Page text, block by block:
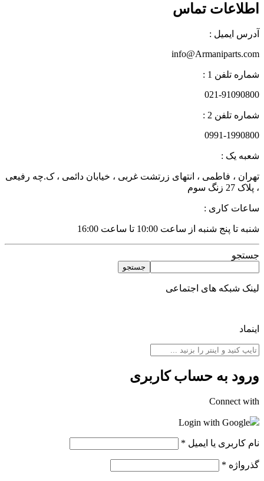
اطلاعات تماس
آدرس ایمیل :
info@Armaniparts.com
شماره تلفن 1 :
021-91090800
شماره تلفن 2 :
0991-1990800
شعبه یک :
تهران ، فاطمی ، انتهای زرتشت غربی ، خیابان دائمی ، ک.چه رفیعی
، پلاک 27 زنگ سوم
ساعات کاری :
شنبه تا پنج شنبه از ساعت 10:00 تا ساعت 16:00
جستجو
جستجو
لینک شبکه های اجتماعی
اینماد
ورود به حساب کاربری
Connect with
Login with Google
نام کاربری یا ایمیل *
گذرواژه *